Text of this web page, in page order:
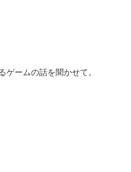
ゲームの話を聞かせて。